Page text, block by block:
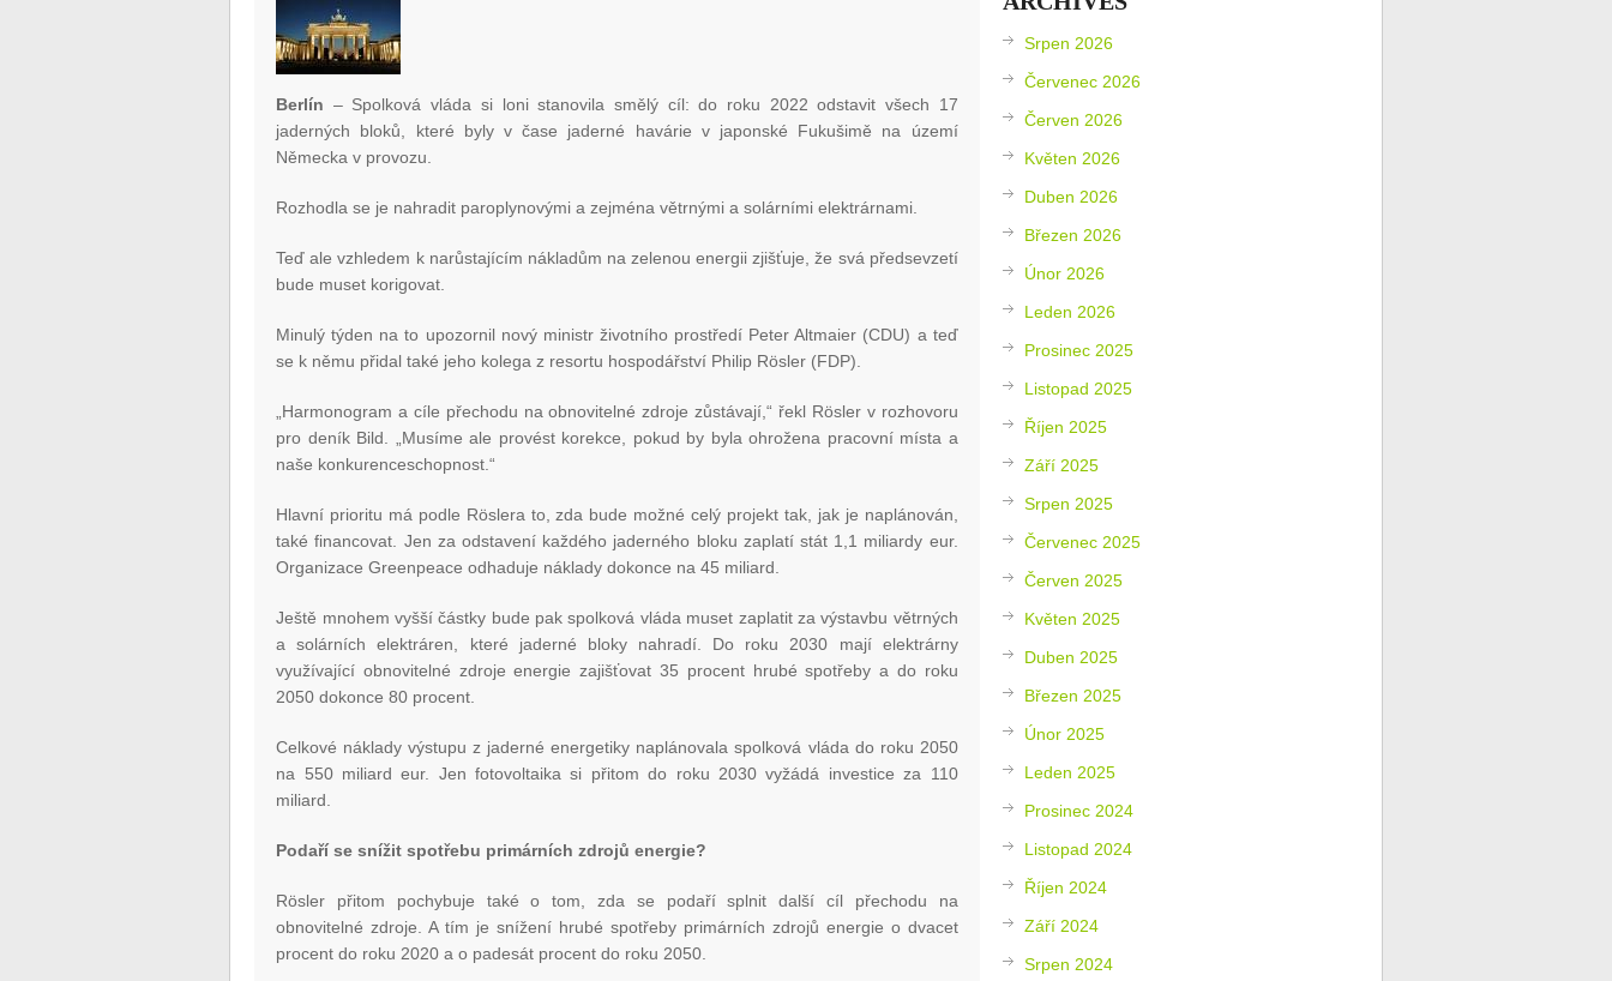
Berlín – Spolková vláda si loni stanovila smělý cíl: do roku 2022 odstavit všech 17
jaderných bloků, které byly v čase jaderné havárie v japonské Fukušimě na území
Německa v provozu.
Rozhodla se je nahradit paroplynovými a zejména větrnými a solárními elektrárnami.
Teď ale vzhledem k narůstajícím nákladům na zelenou energii zjišťuje, že svá předsevzetí
bude muset korigovat.
Minulý týden na to upozornil nový ministr životního prostředí Peter Altmaier (CDU) a teď
se k němu přidal také jeho kolega z resortu hospodářství Philip Rösler (FDP).
„Harmonogram a cíle přechodu na obnovitelné zdroje zůstávají,“ řekl Rösler v rozhovoru
pro deník Bild. „Musíme ale provést korekce, pokud by byla ohrožena pracovní místa a
naše konkurenceschopnost.“
Hlavní prioritu má podle Röslera to, zda bude možné celý projekt tak, jak je naplánován,
také financovat. Jen za odstavení každého jaderného bloku zaplatí stát 1,1 miliardy eur.
Organizace Greenpeace odhaduje náklady dokonce na 45 miliard.
Ještě mnohem vyšší částky bude pak spolková vláda muset zaplatit za výstavbu větrných
a solárních elektráren, které jaderné bloky nahradí. Do roku 2030 mají elektrárny
využívající obnovitelné zdroje energie zajišťovat 35 procent hrubé spotřeby a do roku
2050 dokonce 80 procent.
Celkové náklady výstupu z jaderné energetiky naplánovala spolková vláda do roku 2050
na 550 miliard eur. Jen fotovoltaika si přitom do roku 2030 vyžádá investice za 110
miliard.
Podaří se snížit spotřebu primárních zdrojů energie?
Rösler přitom pochybuje také o tom, zda se podaří splnit další cíl přechodu na
obnovitelné zdroje. A tím je snížení hrubé spotřeby primárních zdrojů energie o dvacet
procent do roku 2020 a o padesát procent do roku 2050.
Srpen 2026
Červenec 2026
Červen 2026
Květen 2026
Duben 2026
Březen 2026
Únor 2026
Leden 2026
Prosinec 2025
Listopad 2025
Říjen 2025
Září 2025
Srpen 2025
Červenec 2025
Červen 2025
Květen 2025
Duben 2025
Březen 2025
Únor 2025
Leden 2025
Prosinec 2024
Listopad 2024
Říjen 2024
Září 2024
Srpen 2024